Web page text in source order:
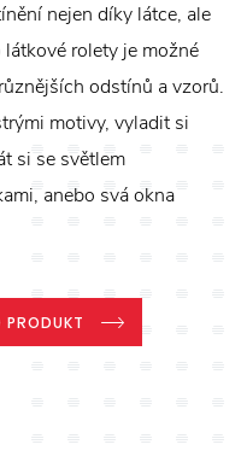
nejen díky látce, ale
rolety je možné
odstínů a vzorů.
motivy, vyladit si
si se světlem
anebo svá okna